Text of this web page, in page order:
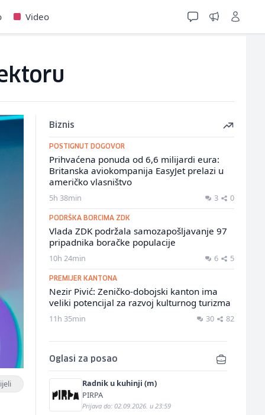
Video
Biznis
POSTIGNUT DOGOVOR
Prihvaćena ponuda od 6,6 milijardi eura:
Britanska aviokompanija EasyJet prelazi u
američko vlasništvo
5h 38min 3 0
PODRŠKA BORCIMA ZDK
Vlada ZDK podržala samozapošljavanje 97
pripadnika boračke populacije
10h 24min 6 5
PREMIJER KANTONA
Nezir Pivić: Zeničko-dobojski kanton ima
veliki potencijal za razvoj kulturnog turizma
11h 35min 30 82
Oglasi za posao
Radnik u kuhinji (m)
PIRPA
Prijava do: 02.09.2026. u 23:59